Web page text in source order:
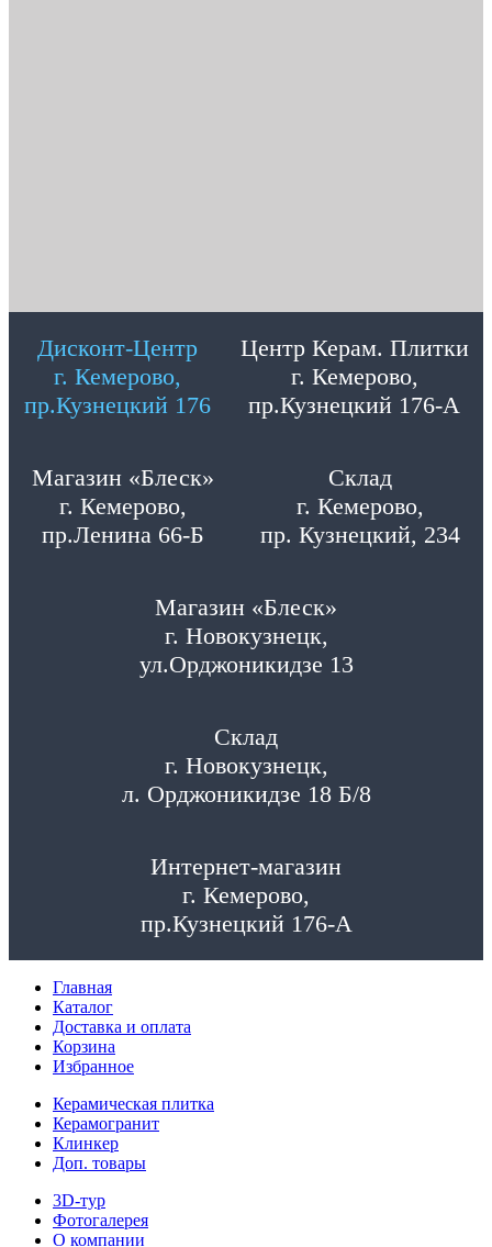
Дисконт-Центр
г. Кемерово,
пр.Кузнецкий 176
Центр Керам. Плитки
г. Кемерово,
пр.Кузнецкий 176-А
Магазин «Блеск»
г. Кемерово,
пр.Ленина 66-Б
Склад
г. Кемерово,
пр. Кузнецкий, 234
Магазин «Блеск»
г. Новокузнецк,
ул.Орджоникидзе 13
Склад
г. Новокузнецк,
л. Орджоникидзе 18 Б/8
Интернет-магазин
г. Кемерово,
пр.Кузнецкий 176-А
Главная
Каталог
Доставка и оплата
Корзина
Избранное
Керамическая плитка
Керамогранит
Клинкер
Доп. товары
3D-тур
Фотогалерея
О компании